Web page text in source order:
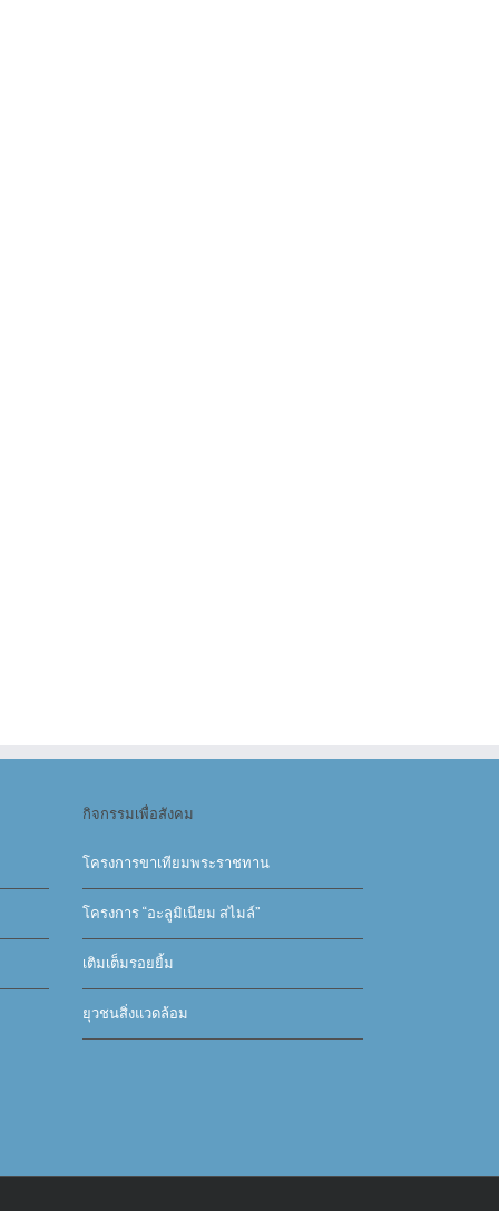
กิจกรรมเพื่อสังคม
โครงการขาเทียมพระราชทาน
โครงการ “อะลูมิเนียม สไมล์”
เติมเต็มรอยยิ้ม
ยุวชนสิ่งแวดล้อม